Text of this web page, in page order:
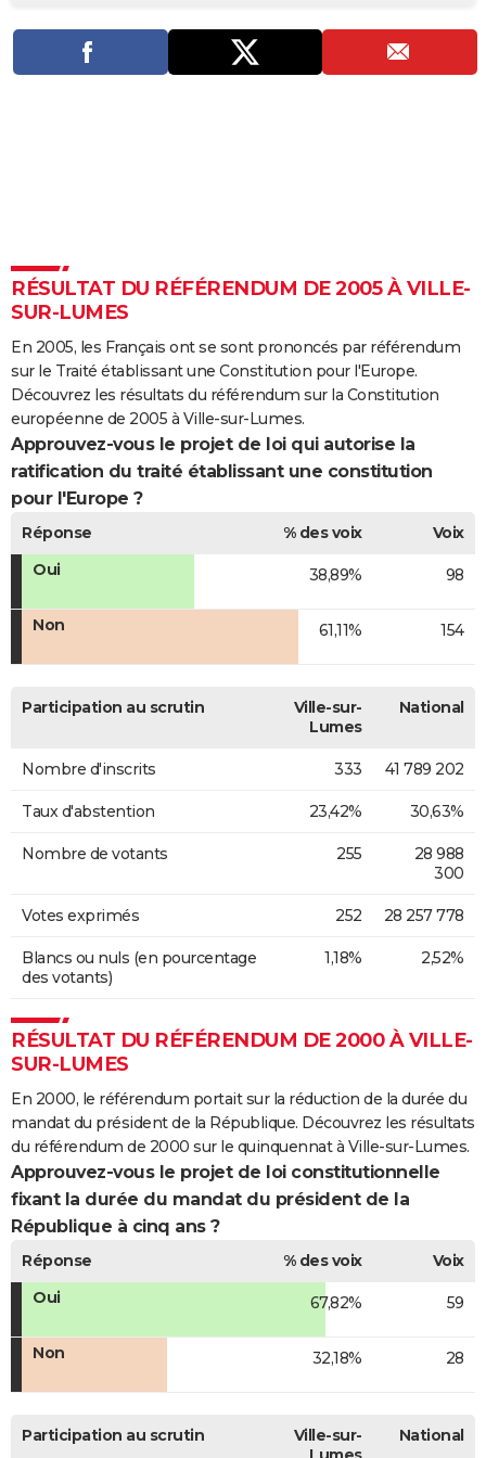
PHOTO
GUIDES D'ACHAT
COPAINS D'AVANT
FORUM
Bricolage
Lifestyle
Culture
Sport
Auto
Television
Voyage
Cinema
RÉSULTAT DU RÉFÉRENDUM DE 2005 À VILLE-
SUR-LUMES
En 2005, les Français ont se sont prononcés par référendum
sur le Traité établissant une Constitution pour l'Europe.
Découvrez les résultats du référendum sur la Constitution
européenne de 2005 à Ville-sur-Lumes.
Approuvez-vous le projet de loi qui autorise la
ratification du traité établissant une constitution
pour l'Europe ?
Réponse % des voix
Voix
Oui
38,89% 98
Non 61,11% 154
Participation au scrutin
Ville-sur-
Lumes
National
Nombre d'inscrits 333 41 789 202
Taux d'abstention 23,42% 30,63%
Nombre de votants 255
28 988
300
Votes exprimés 252 28 257 778
Blancs ou nuls (en pourcentage
des votants)
1,18% 2,52%
RÉSULTAT DU RÉFÉRENDUM DE 2000 À VILLE-
SUR-LUMES
En 2000, le référendum portait sur la réduction de la durée du
mandat du président de la République. Découvrez les résultats
du référendum de 2000 sur le quinquennat à Ville-sur-Lumes.
Approuvez-vous le projet de loi constitutionnelle
fixant la durée du mandat du président de la
République à cinq ans ?
Réponse % des voix
Voix
Oui
67,82% 59
Non 32,18% 28
Participation au scrutin
Ville-sur-
National